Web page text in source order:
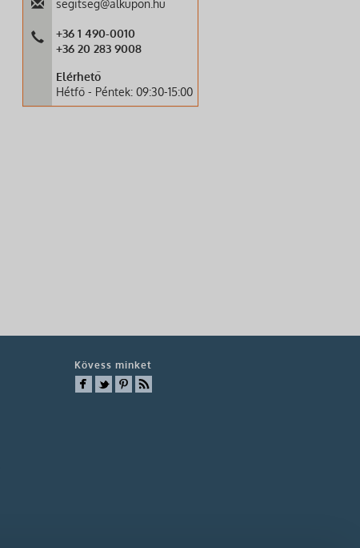
segitseg@alkupon.hu
+36 1 490-0010
+36 20 283 9008
Elérhető
Hétfő - Péntek: 09:30-15:00
Kövess minket